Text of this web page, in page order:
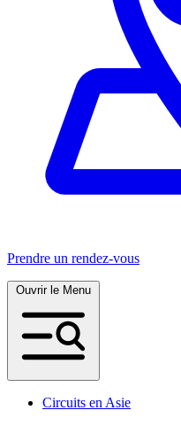
Prendre un rendez-vous
Circuits en Asie